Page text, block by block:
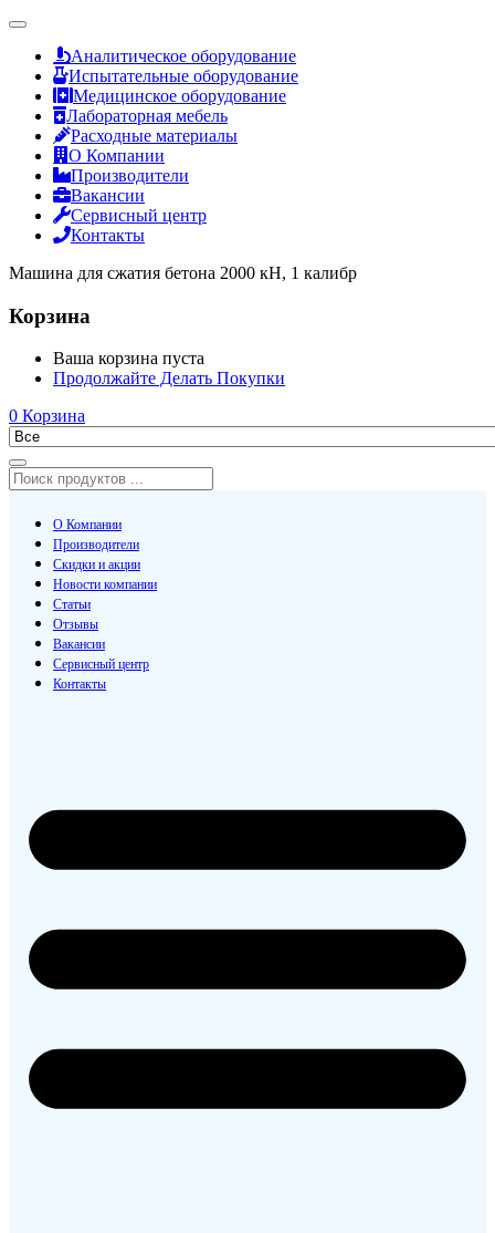
Аналитическое оборудование
Испытательные оборудование
Медицинское оборудование
Лабораторная мебель
Расходные материалы
О Компании
Производители
Вакансии
Сервисный центр
Контакты
Машина для сжатия бетона 2000 кН, 1 калибр
Корзина
Ваша корзина пуста
Продолжайте Делать Покупки
0 Корзина
О Компании
Производители
Скидки и акции
Новости компании
Статьи
Отзывы
Вакансии
Сервисный центр
Контакты